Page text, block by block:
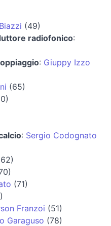
(49)
radiofonico:
: Giuppy Izzo
(65)
: Sergio Codognato
(71)
Franzoi (51)
Garaguso (78)